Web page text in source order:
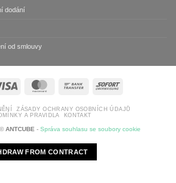
dodání
od smlouvy
MasterCard
Bank
Sofort
ZÁSADY OCHRANY OSOBNÍCH ÚDAJŮ
A PRAVIDLA
KONTAKT
ANTCUBE - Správa souhlasu se soubory cookie
FROM CONTRACT